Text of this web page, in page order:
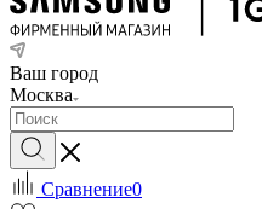
Ваш город
Москва
Сравнение0